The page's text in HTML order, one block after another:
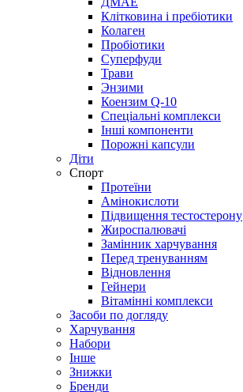
Клітковина і пребіотики
Колаген
Пробіотики
Суперфуди
Трави
Энзими
Коензим Q-10
Спеціальні комплекси
Інші компоненти
Порожні капсули
Діти
Спорт
Протеїни
Амінокислоти
Підвищення тестостерону
Жироспалювачі
Замінник харчування
Перед тренуванням
Відновлення
Гейнери
Вітамінні комплекси
Засоби по догляду
Харчування
Набори
Інше
Знижки
Бренди